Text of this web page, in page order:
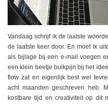
Vandaag schrijf ik de laatste
de laatste keer door. En moet ik
als bijlage bij een e-mail voegen
een klein beetje buikpijn bij het
flow zat en eigenlijk best wel
acht maanden geschreven heb.
kostbare tijd en creativiteit op dit